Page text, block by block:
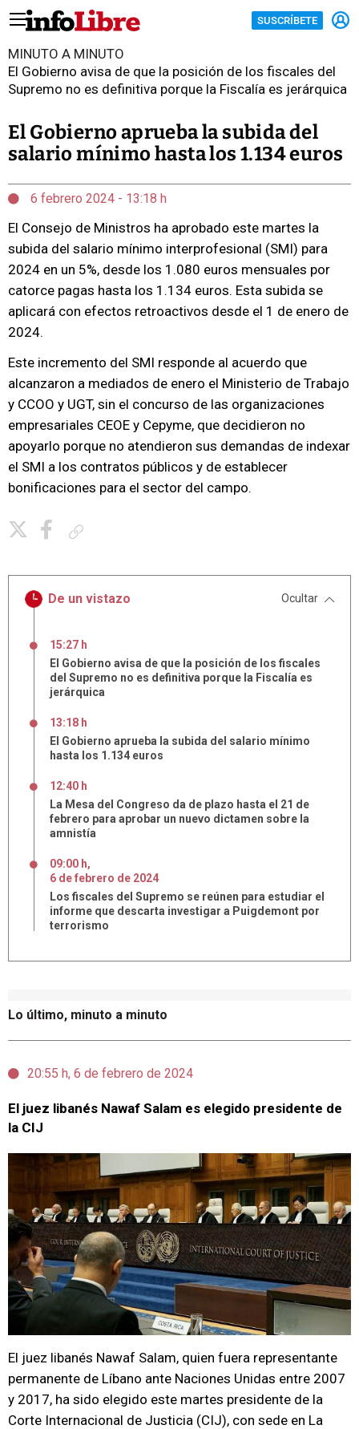
SUSCRÍBETE
MINUTO A MINUTO
El Gobierno avisa de que la posición de los fiscales del
Supremo no es definitiva porque la Fiscalía es jerárquica
El Gobierno aprueba la subida del
salario mínimo hasta los 1.134 euros
6 febrero 2024 - 13:18 h
El Consejo de Ministros ha aprobado este martes la
subida del salario mínimo interprofesional (SMI) para
2024 en un 5%, desde los 1.080 euros mensuales por
catorce pagas hasta los 1.134 euros. Esta subida se
aplicará con efectos retroactivos desde el 1 de enero de
2024.
Este incremento del SMI responde al acuerdo que
alcanzaron a mediados de enero el Ministerio de Trabajo
y CCOO y UGT, sin el concurso de las organizaciones
empresariales CEOE y Cepyme, que decidieron no
apoyarlo porque no atendieron sus demandas de indexar
el SMI a los contratos públicos y de establecer
bonificaciones para el sector del campo.
Lo último, minuto a minuto
20:55 h, 6 de febrero de 2024
El juez libanés Nawaf Salam es elegido presidente de
la CIJ
El juez libanés Nawaf Salam, quien fuera representante
permanente de Líbano ante Naciones Unidas entre 2007
y 2017, ha sido elegido este martes presidente de la
Corte Internacional de Justicia (CIJ), con sede en La
De un vistazo Ocultar
15:27 h
El Gobierno avisa de que la posición de los fiscales
del Supremo no es definitiva porque la Fiscalía es
jerárquica
13:18 h
El Gobierno aprueba la subida del salario mínimo
hasta los 1.134 euros
12:40 h
La Mesa del Congreso da de plazo hasta el 21 de
febrero para aprobar un nuevo dictamen sobre la
amnistía
09:00 h,
6 defebrero de 2024
Los fiscales del Supremo se reúnen para estudiar el
informe que descarta investigar a Puigdemont por
terrorismo